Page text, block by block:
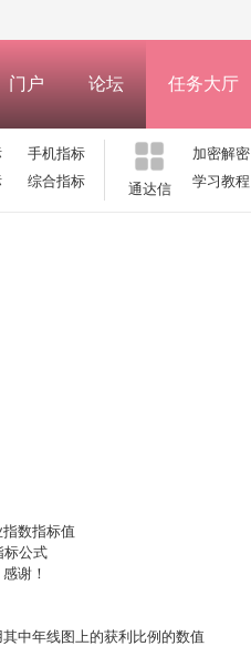
门户 论坛 任务大厅
手机指标
综合指标 通达信
加密解密
学习教程
数指标值
标公式
谢！
中年线图上的获利比例的数值